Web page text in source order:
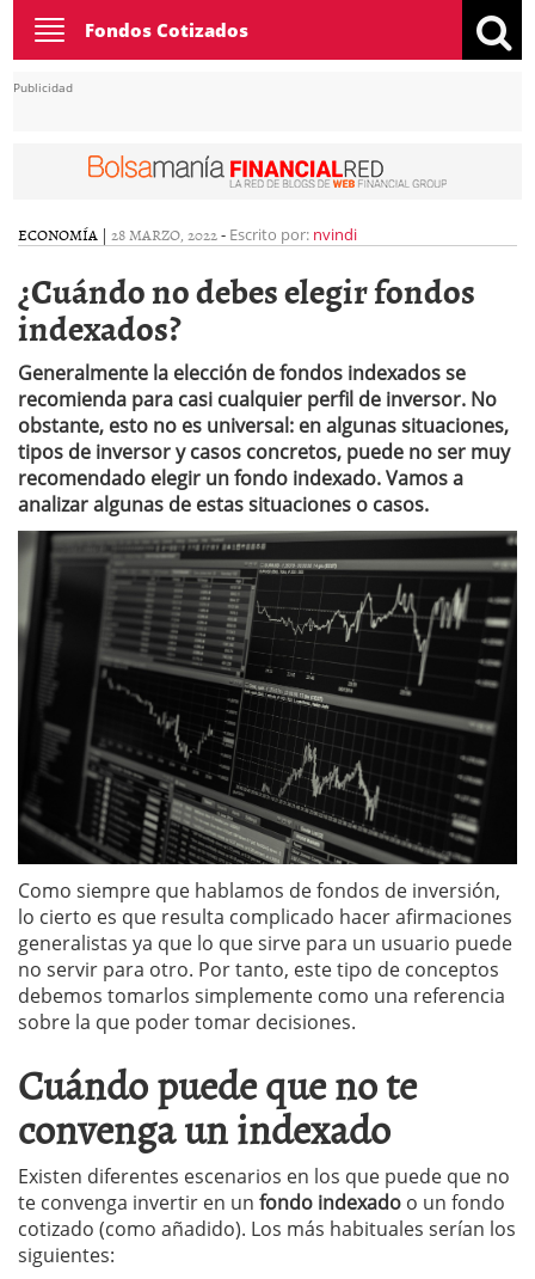
Toggle
navigation
Fondos Cotizados
Publicidad
ECONOMÍA | 28 MARZO, 2022- Escrito por: nvindi
¿Cuándo no debes elegir fondos
indexados?
Generalmente la elección de fondos indexados se
recomienda para casi cualquier perfil de inversor. No
obstante, esto no es universal: en algunas situaciones,
tipos de inversor y casos concretos, puede no ser muy
recomendado elegir un fondo indexado. Vamos a
analizar algunas de estas situaciones o casos.
Como siempre que hablamos de fondos de inversión,
lo cierto es que resulta complicado hacer afirmaciones
generalistas ya que lo que sirve para un usuario puede
no servir para otro. Por tanto, este tipo de conceptos
debemos tomarlos simplemente como una referencia
sobre la que poder tomar decisiones.
Cuándo puede que no te
convenga un indexado
Existen diferentes escenarios en los que puede que no
te convenga invertir en un fondo indexado o un fondo
cotizado (como añadido). Los más habituales serían los
siguientes: